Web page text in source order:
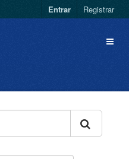
Entrar Registrar